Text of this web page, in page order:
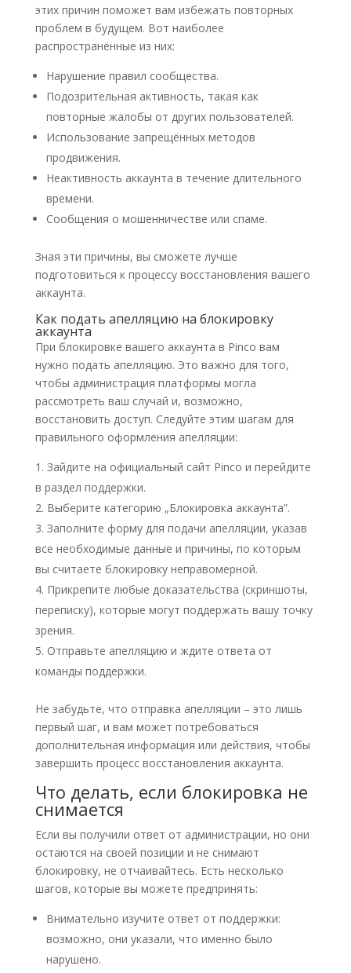
этих причин поможет вам избежать повторных
проблем в будущем. Вот наиболее
распространённые из них:
Нарушение правил сообщества.
Подозрительная активность, такая как
повторные жалобы от других пользователей.
Использование запрещённых методов
продвижения.
Неактивность аккаунта в течение длительного
времени.
Сообщения о мошенничестве или спаме.
Зная эти причины, вы сможете лучше
подготовиться к процессу восстановления вашего
аккаунта.
Как подать апелляцию на блокировку
аккаунта
При блокировке вашего аккаунта в Pinco вам
нужно подать апелляцию. Это важно для того,
чтобы администрация платформы могла
рассмотреть ваш случай и, возможно,
восстановить доступ. Следуйте этим шагам для
правильного оформления апелляции:
Зайдите на официальный сайт Pinco и перейдите
в раздел поддержки.
Выберите категорию „Блокировка аккаунта”.
Заполните форму для подачи апелляции, указав
все необходимые данные и причины, по которым
вы считаете блокировку неправомерной.
Прикрепите любые доказательства (скриншоты,
переписку), которые могут поддержать вашу точку
зрения.
Отправьте апелляцию и ждите ответа от
команды поддержки.
Не забудьте, что отправка апелляции – это лишь
первый шаг, и вам может потребоваться
дополнительная информация или действия, чтобы
завершить процесс восстановления аккаунта.
Что делать, если блокировка не
снимается
Если вы получили ответ от администрации, но они
остаются на своей позиции и не снимают
блокировку, не отчаивайтесь. Есть несколько
шагов, которые вы можете предпринять:
Внимательно изучите ответ от поддержки:
возможно, они указали, что именно было
нарушено.